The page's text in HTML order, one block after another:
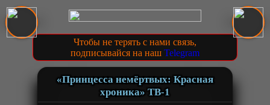
Чтобы не терять с нами связь,
подписывайся на наш Telegram
«Принцесса немёртвых: Красная
хроника» ТВ-1